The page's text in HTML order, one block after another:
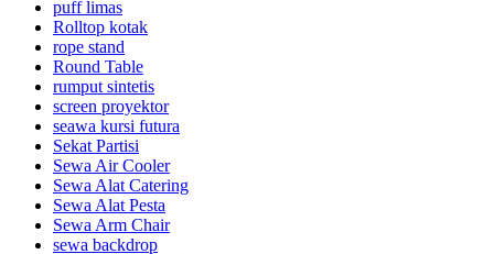
puff limas
Rolltop kotak
rope stand
Round Table
rumput sintetis
screen proyektor
seawa kursi futura
Sekat Partisi
Sewa Air Cooler
Sewa Alat Catering
Sewa Alat Pesta
Sewa Arm Chair
sewa backdrop